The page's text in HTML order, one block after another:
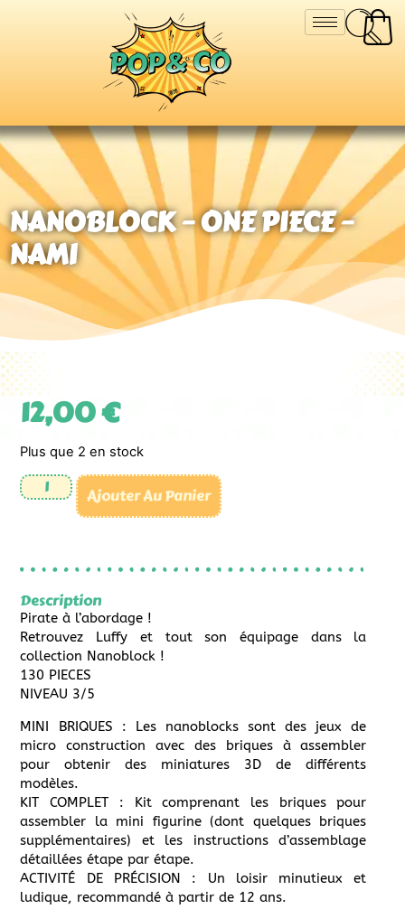
NANOBLOCK – ONE PIECE –
NAMI
12,00€
Plus que 2 en stock
Ajouter Au Panier
Description
Pirate à l’abordage !
Retrouvez Luffy et tout son équipage dans la
collection Nanoblock !
130 PIECES
NIVEAU 3/5
MINI BRIQUES : Les nanoblocks sont des jeux de
micro construction avec des briques à assembler
pour obtenir des miniatures 3D de différents
modèles.
KIT COMPLET : Kit comprenant les briques pour
assembler la mini figurine (dont quelques briques
supplémentaires) et les instructions d’assemblage
détaillées étape par étape.
ACTIVITÉ DE PRÉCISION : Un loisir minutieux et
ludique, recommandé à partir de 12 ans.